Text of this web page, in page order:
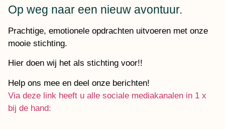
Op weg naar een nieuw avontuur.
Prachtige, emotionele opdrachten uitvoeren met onze
mooie stichting.
Hier doen wij het als stichting voor!!
Help ons mee en deel onze berichten!
Via deze link heeft u alle sociale mediakanalen in 1 x
bij de hand: